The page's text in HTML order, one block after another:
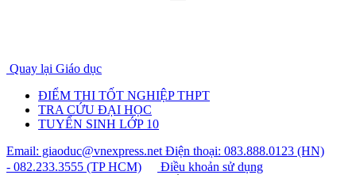
Quay lại Giáo dục
ĐIỂM THI TỐT NGHIỆP THPT
TRA CỨU ĐẠI HỌC
TUYỂN SINH LỚP 10
Email: giaoduc@vnexpress.netĐiện thoại: 083.888.0123 (HN)
- 082.233.3555 (TP HCM)
Điều khoản sử dụng